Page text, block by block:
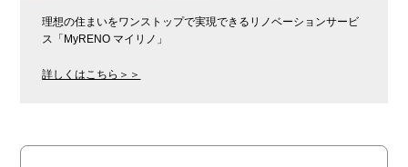
理想の住まいをワンストップで実現できるリノベーションサービ
ス「MyRENO マイリノ」
詳しくはこちら＞＞